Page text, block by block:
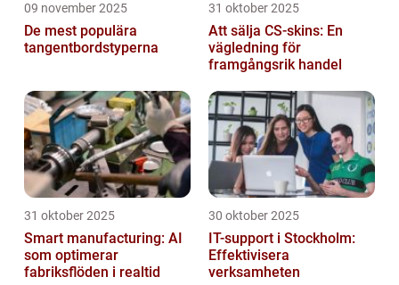
09 november 2025
De mest populära
tangentbordstyperna
31 oktober 2025
Att sälja CS-skins: En
vägledning för
framgångsrik handel
31 oktober 2025
Smart manufacturing: AI
som optimerar
fabriksflöden i realtid
30 oktober 2025
IT-support i Stockholm:
Effektivisera
verksamheten